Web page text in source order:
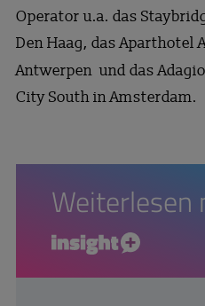
Operator u.a. das
Den Haag, das Aparthotel
Antwerpen und das
City South in Amsterdam.
Weiterlesen